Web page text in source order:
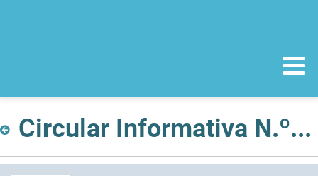
Circular Informativa N.º 058/CD/2017